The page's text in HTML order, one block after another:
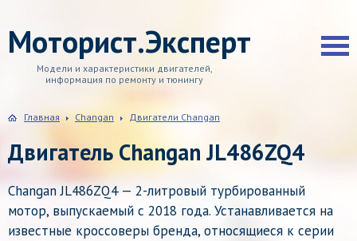
Моторист.Эксперт
Модели и характеристики двигателей,
информация по ремонту и тюнингу
Главная Changan Двигатели Changan
Двигатель Changan JL486ZQ4
Changan JL486ZQ4 — 2-литровый турбированный
мотор, выпускаемый с 2018 года. Устанавливается на
известные кроссоверы бренда, относящиеся к серии